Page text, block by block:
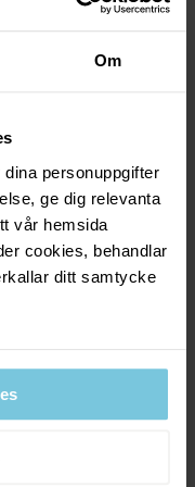
Om
personuppgifter
ge dig relevanta
vår hemsida
cookies, behandlar
ditt samtycke
är 1–4 dagar. I
baserat på vilket
att returnera i våra